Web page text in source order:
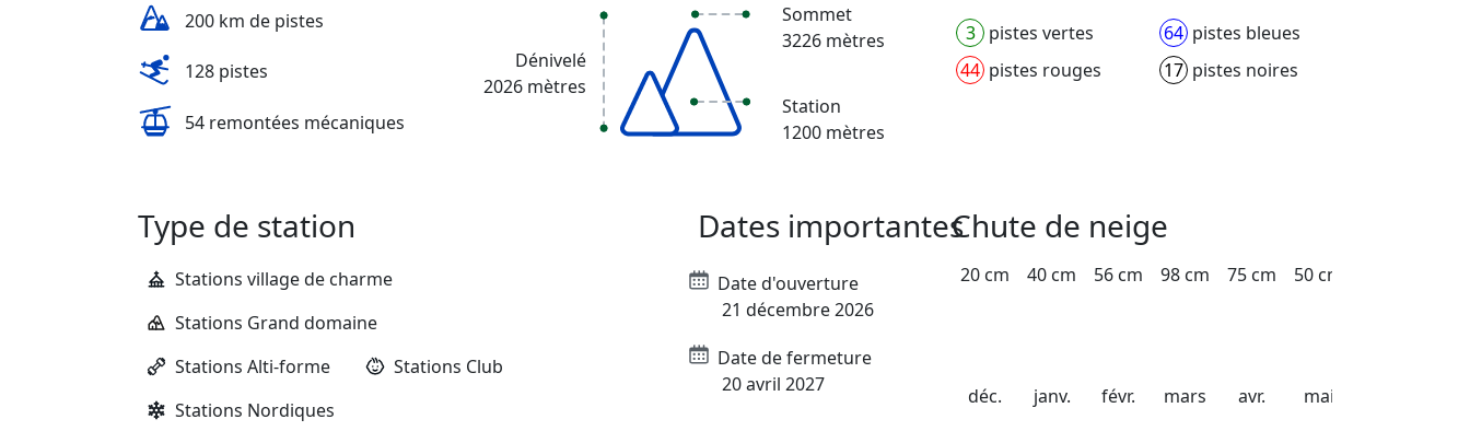
200 km de pistes
128 pistes
54 remontées mécaniques
Dénivelé
2026 mètres
Sommet
3226 mètres
Station
1200 mètres
3 pistes vertes 64 pistes bleues
44 pistes rouges 17 pistes noires
Type de station
Stations village de charme
Stations Grand domaine
Stations Alti-forme
Stations Club
Stations Nordiques
Dates importantes
Date d'ouverture
21 décembre 2026
Date de fermeture
20 avril 2027
Chute de neige
20 cm
déc.
40 cm
janv.
56 cm
févr.
98 cm
mars
75 cm
avr.
50 cm
mai